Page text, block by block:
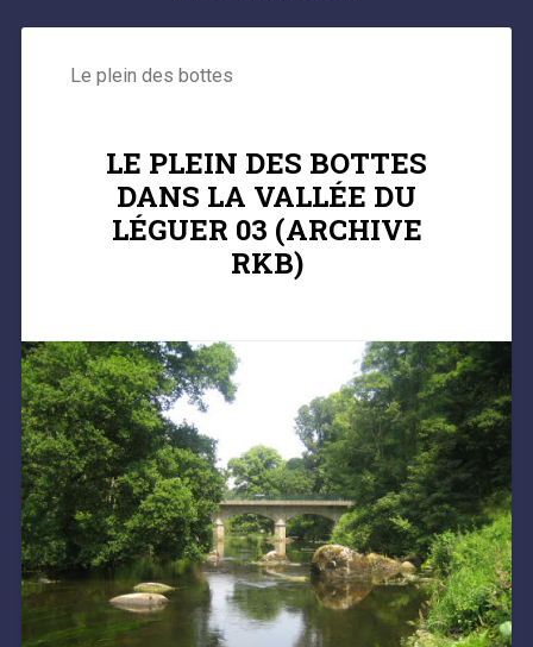
Le plein des bottes
LE PLEIN DES BOTTES
DANS LA VALLÉE DU
LÉGUER 03 (ARCHIVE
RKB)